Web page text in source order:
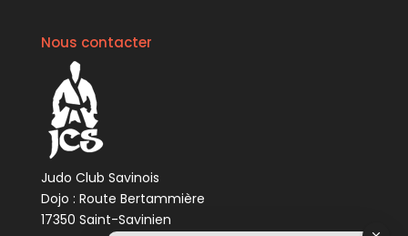
Nous contacter
Judo Club Savinois
Dojo : Route Bertammière
17350 Saint-Savinien